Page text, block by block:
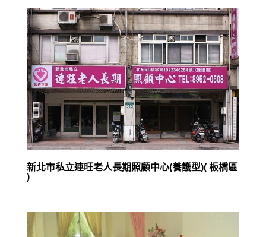
新北市私立連旺老人長期照顧中心(養護型)( 板橋區
)